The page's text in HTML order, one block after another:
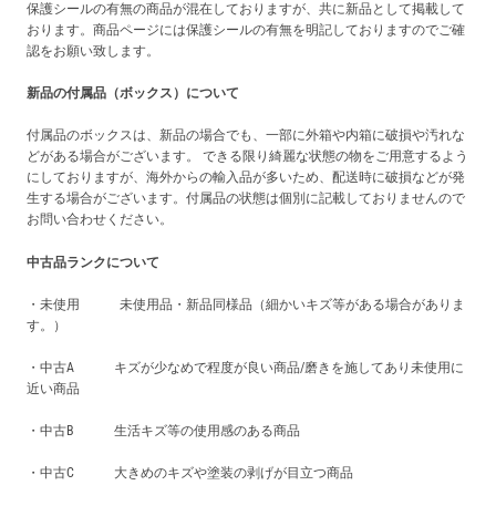
保護シールの有無の商品が混在しておりますが、共に新品として掲載して
おります。商品ページには保護シールの有無を明記しておりますのでご確
認をお願い致します。
新品の付属品（ボックス）について
付属品のボックスは、新品の場合でも、一部に外箱や内箱に破損や汚れな
どがある場合がございます。 できる限り綺麗な状態の物をご用意するよう
にしておりますが、海外からの輸入品が多いため、配送時に破損などが発
生する場合がございます。付属品の状態は個別に記載しておりませんので
お問い合わせください。
中古品ランクについて
・未使用 未使用品・新品同様品（細かいキズ等がある場合がありま
す。）
・中古A キズが少なめで程度が良い商品/磨きを施してあり未使用に
近い商品
・中古B 生活キズ等の使用感のある商品
・中古C 大きめのキズや塗装の剥げが目立つ商品